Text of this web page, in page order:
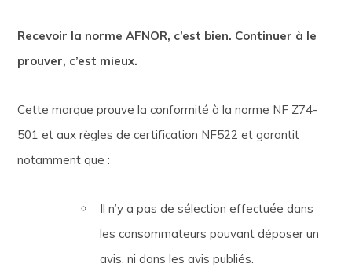
Recevoir la norme AFNOR, c’est bien. Continuer à le
prouver, c’est mieux.
Cette marque prouve la conformité à la norme NF Z74-
501 et aux règles de certification NF522 et garantit
notamment que :
Il n’y a pas de sélection effectuée dans
les consommateurs pouvant déposer un
avis, ni dans les avis publiés.